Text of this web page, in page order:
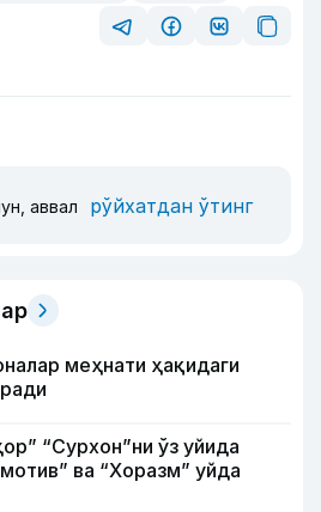
аввал рўйхатдан ўтинг
меҳнати ҳақидаги
“Сурхон”ни ўз уйида
ва “Хоразм” уйда